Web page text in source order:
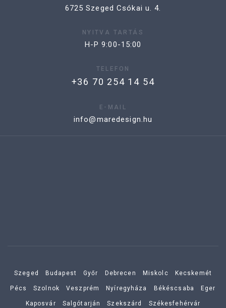
6725 Szeged Csókai u. 4.
NYITVA TARTÁS
H-P 9:00-15:00
TELEFON
+36 70 254 14 54
E-MAIL
info@maredesign.hu
Szeged Budapest Győr Debrecen Miskolc Kecskemét
Pécs Szolnok Veszprém Nyíregyháza Békéscsaba Eger
Kaposvár Salgótarján Szekszárd Székesfehérvár